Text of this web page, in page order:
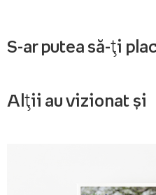
S-ar putea să-ți
Alții au vizionat și